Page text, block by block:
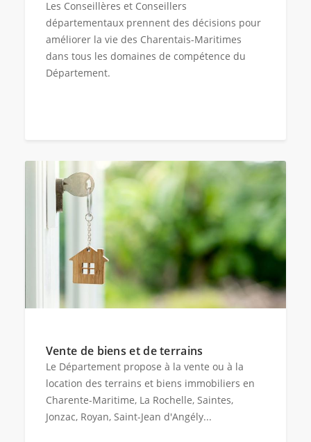
Les Conseillères et Conseillers
départementaux prennent des décisions pour
améliorer la vie des Charentais-Maritimes
dans tous les domaines de compétence du
Département.
Vente de biens et de terrains
Le Département propose à la vente ou à la
location des terrains et biens immobiliers en
Charente-Maritime, La Rochelle, Saintes,
Jonzac, Royan, Saint-Jean d'Angély...